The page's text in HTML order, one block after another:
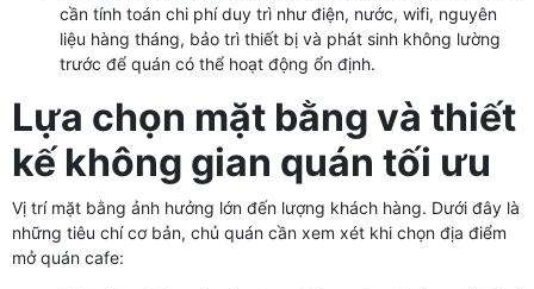
cần tính toán chi phí duy trì như điện, nước, wifi, nguyên
liệu hàng tháng, bảo trì thiết bị và phát sinh không lường
trước để quán có thể hoạt động ổn định.
Lựa chọn mặt bằng và thiết
kế không gian quán tối ưu
Vị trí mặt bằng ảnh hưởng lớn đến lượng khách hàng. Dưới đây là
những tiêu chí cơ bản, chủ quán cần xem xét khi chọn địa điểm
mở quán cafe: